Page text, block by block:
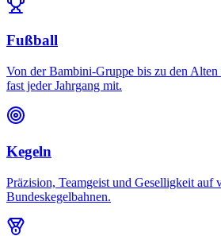
Fußball
Von der Bambini-Gruppe bis zu den
fast jeder Jahrgang mit.
Kegeln
Präzision, Teamgeist und Geselligkeit auf
Bundeskegelbahnen.